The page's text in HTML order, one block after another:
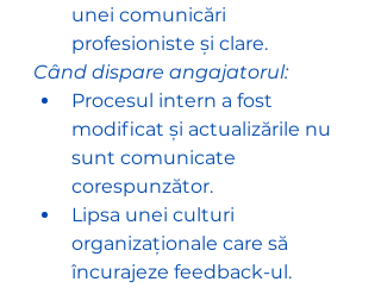
unei comunicări
profesioniste și clare.
Când dispare angajatorul:
Procesul intern a fost
modificat și actualizările nu
sunt comunicate
corespunzător.
Lipsa unei culturi
organizaționale care să
încurajeze feedback-ul.